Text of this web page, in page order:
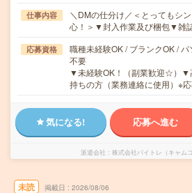
仕事内容
＼DMの仕分け／＜とってもシ
心！＞▼封入作業及び梱包▼雑
応募資格
職種未経験OK / ブランクOK /
不要
▼未経験OK！（副業歓迎☆）▼
持ちの方（業務連絡に使用）※
気になる! 応募へ進む
派遣会社 株式会社バイトレ（キャム
未読 掲載日 2026/08/06